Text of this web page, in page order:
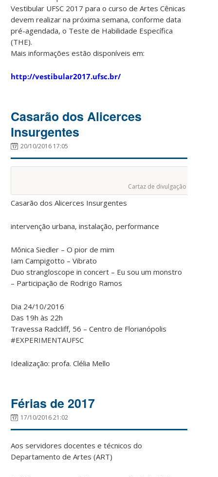
Vestibular UFSC 2017 para o curso de Artes Cênicas
devem realizar na próxima semana, conforme data
pré-agendada, o Teste de Habilidade Específica
(THE).
Mais informações estão disponíveis em:
http://vestibular2017.ufsc.br/
Casarão dos Alicerces
Insurgentes
20/10/2016 17:05
Cartaz de divulgação
Casarão dos Alicerces Insurgentes
intervenção urbana, instalação, performance
Mônica Siedler – O pior de mim
Iam Campigotto – Vibrato
Duo strangloscope in concert – Eu sou um monstro
– Participação de Rodrigo Ramos
Dia 24/10/2016
Das 19h às 22h
Travessa Radcliff, 56 – Centro de Florianópolis
#EXPERIMENTAUFSC
Idealização: profa. Clélia Mello
Férias de 2017
17/10/2016 21:02
Aos servidores docentes e técnicos do
Departamento de Artes (ART)